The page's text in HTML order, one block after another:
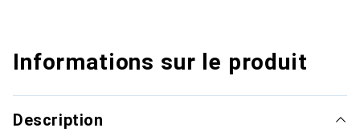
Informations sur le produit
Description